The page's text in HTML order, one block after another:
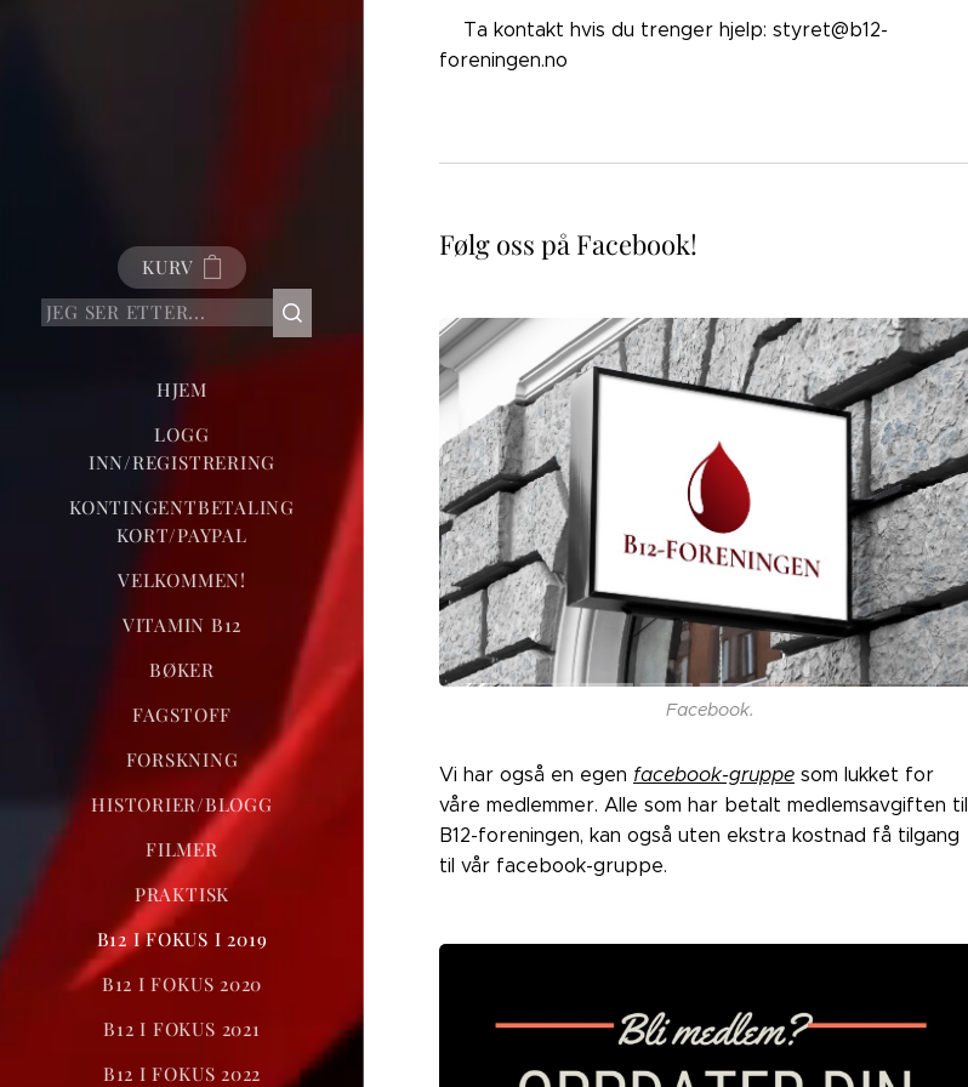
KURV
HJEM
LOGG
INN/REGISTRERING
KONTINGENTBETALING
KORT/PAYPAL
VELKOMMEN!
VITAMIN B12
BØKER
FAGSTOFF
FORSKNING
HISTORIER/BLOGG
FILMER
PRAKTISK
B12 I FOKUS I 2019
B12 I FOKUS 2020
B12 I FOKUS 2021
B12 I FOKUS 2022
👉🏼Ta kontakt hvis du trenger hjelp: styret@b12-
foreningen.no
Følg oss på Facebook!
Facebook.
Vi har også en egen facebook-gruppe som lukket for
våre medlemmer. Alle som har betalt medlemsavgiften til
B12-foreningen, kan også uten ekstra kostnad få tilgang
til vår facebook-gruppe.